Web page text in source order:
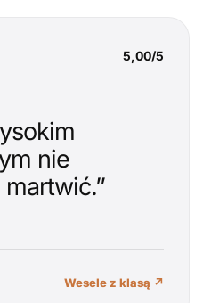
5,00/5
nie
Wesele z klasą ↗